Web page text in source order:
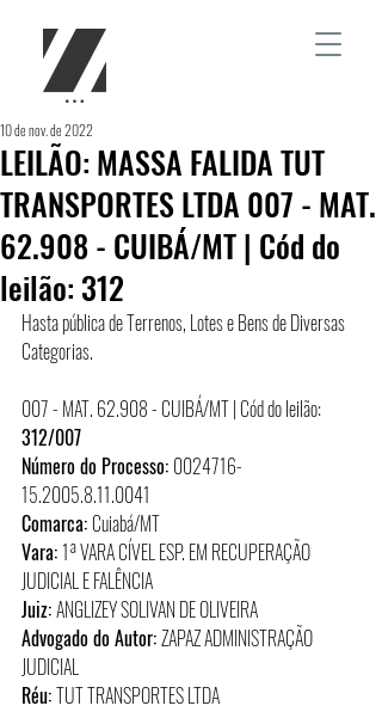
LEILÃO: MASSA FALIDA TUT
TRANSPORTES LTDA 007 - MAT.
62.908 - CUIBÁ/MT | Cód do
leilão: 312
10 de nov. de 2022
Hasta pública de Terrenos, Lotes e Bens de Diversas
Categorias.
007 - MAT. 62.908 - CUIBÁ/MT | Cód do leilão:
312/007
Número do Processo: 0024716-
15.2005.8.11.0041
Comarca: Cuiabá/MT
Vara: 1ª VARA CÍVEL ESP. EM RECUPERAÇÃO
JUDICIAL E FALÊNCIA
Juiz: ANGLIZEY SOLIVAN DE OLIVEIRA
Advogado do Autor: ZAPAZ ADMINISTRAÇÃO
JUDICIAL
Réu: TUT TRANSPORTES LTDA